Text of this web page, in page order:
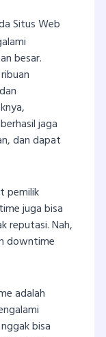
Situs Web
besar.
jaga
dan dapat
pemilik
juga bisa
reputasi. Nah,
downtime
adalah
bisa